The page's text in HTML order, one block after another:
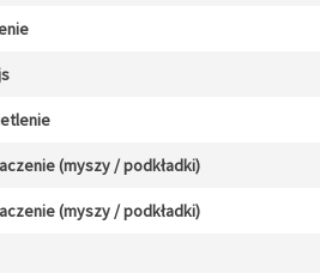
(myszy / podkładki)
(myszy / podkładki)